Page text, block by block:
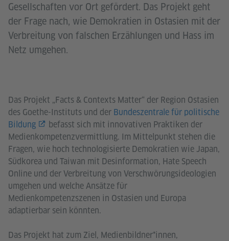
Gesellschaften vor Ort gefördert. Das Projekt geht
der Frage nach, wie Demokratien in Ostasien mit der
Verbreitung von falschen Erzählungen und Hass im
Netz umgehen.
Das Projekt „Facts & Contexts Matter“ der Region Ostasien
des Goethe-Instituts und der Bundeszentrale für politische
Bildung
befasst sich mit innovativen Praktiken der
Medienkompetenzvermittlung. Im Mittelpunkt stehen die
Fragen, wie hoch technologisierte Demokratien wie Japan,
Südkorea und Taiwan mit Desinformation, Hate Speech
Online und der Verbreitung von Verschwörungsideologien
umgehen und welche Ansätze für
Medienkompetenzszenen in Ostasien und Europa
adaptierbar sein könnten.
Das Projekt hat zum Ziel, Medienbildner*innen,